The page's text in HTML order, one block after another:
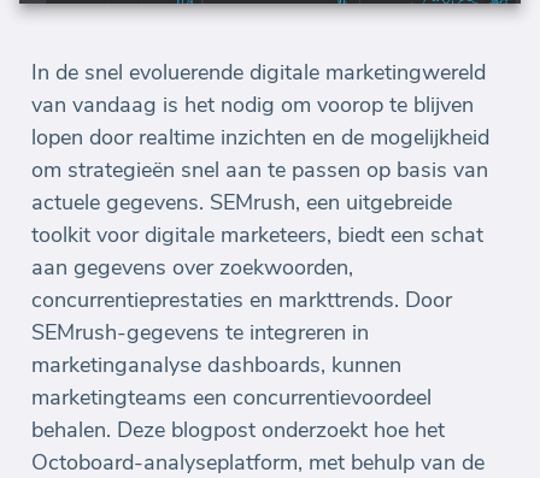
In de snel evoluerende digitale marketingwereld
van vandaag is het nodig om voorop te blijven
lopen door realtime inzichten en de mogelijkheid
om strategieën snel aan te passen op basis van
actuele gegevens. SEMrush, een uitgebreide
toolkit voor digitale marketeers, biedt een schat
aan gegevens over zoekwoorden,
concurrentieprestaties en markttrends. Door
SEMrush-gegevens te integreren in
marketinganalyse dashboards, kunnen
marketingteams een concurrentievoordeel
behalen. Deze blogpost onderzoekt hoe het
Octoboard-analyseplatform, met behulp van de